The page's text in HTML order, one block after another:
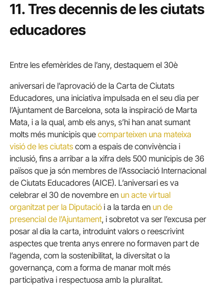
11. Tres decennis de les ciutats
educadores
Entre les efemèrides de l’any, destaquem el 30è
aniversari de l’aprovació de la Carta de Ciutats
Educadores, una iniciativa impulsada en el seu dia per
l’Ajuntament de Barcelona, sota la inspiració de Marta
Mata, i a la qual, amb els anys, s’hi han anat sumant
molts més municipis que comparteixen una mateixa
visió de les ciutats com a espais de convivència i
inclusió, fins a arribar a la xifra dels 500 municipis de 36
països que ja són membres de l’Associació Internacional
de Ciutats Educadores (AICE). L’aniversari es va
celebrar el 30 de novembre en un acte virtual
organitzat per la Diputació i a la tarda en un de
presencial de l’Ajuntament, i sobretot va ser l’excusa per
posar al dia la carta, introduint valors o reescrivint
aspectes que trenta anys enrere no formaven part de
l’agenda, com la sostenibilitat, la diversitat o la
governança, com a forma de manar molt més
participativa i respectuosa amb la pluralitat.